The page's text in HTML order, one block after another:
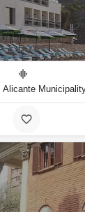
Alicante